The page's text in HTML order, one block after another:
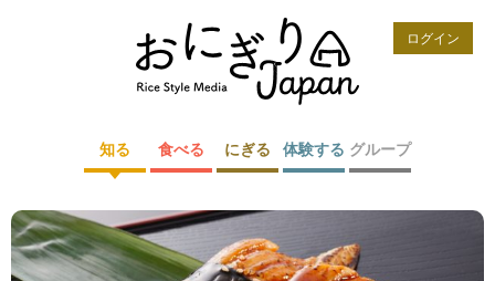
ログイン
知る 食べる にぎる 体験する グループ